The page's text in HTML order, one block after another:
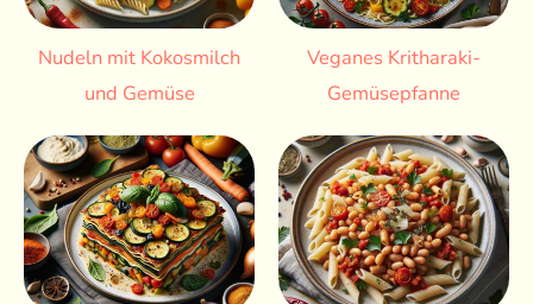
Nudeln mit Kokosmilch
und Gemüse
Veganes Kritharaki-
Gemüsepfanne